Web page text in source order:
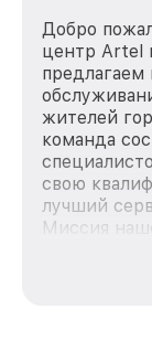
Добро
центр Artel
жителей
команда
свою
лучший
Миссия
каждого